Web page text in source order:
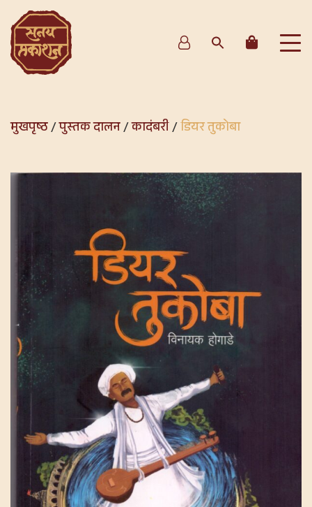
मुखपृष्ठ/पुस्तक दालन/कादंबरी/डियर तुकोबा